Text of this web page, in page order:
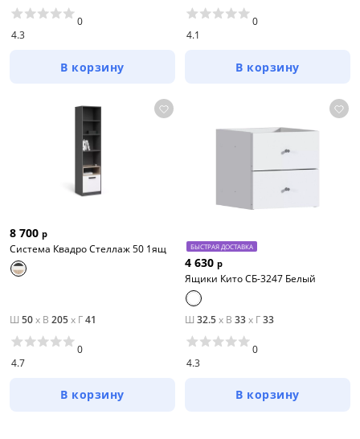
Тип товара
Шкафы прямые
Шкафы модульные
до
4.3
0
В корзину
4.1
0
В корзину
8 700 р
Система Квадро Стеллаж 50 1ящ
Ш 50x В 205x Г41
4.7
0
В корзину
БЫСТРАЯ ДОСТАВКА
4 630 р
Ящики Кито СБ-3247 Белый
Ш 32.5x В 33x Г33
4.3
0
В корзину